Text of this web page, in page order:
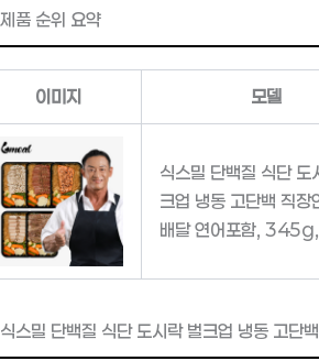
제품 순위 요약
이미지 모델
식스밀 단백질 식단 도
크업 냉동 고단백 직장
배달 연어포함,
식스밀 단백질 식단 도시락 벌크업 냉동 고